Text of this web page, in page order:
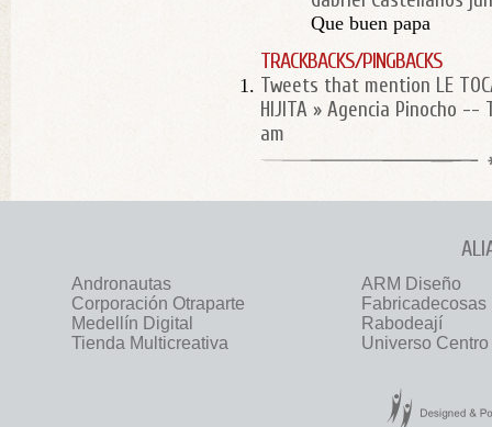
Que buen papa
TRACKBACKS/PINGBACKS
Tweets that mention LE TOCA
HIJITA » Agencia Pinocho --
am
Andronautas
ARM Diseño
Corporación Otraparte
Fabricadecosas
Medellín Digital
Rabodeají
Tienda Multicreativa
Universo Centro